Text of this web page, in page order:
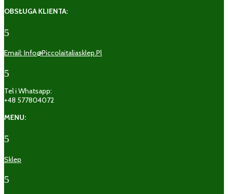
OBSŁUGA KLIENTA:
5
Email: Info@piccolaitaliasklep.pl
5
Tel i Whatsapp:
+48 577804072
MENU:
5
Sklep
5